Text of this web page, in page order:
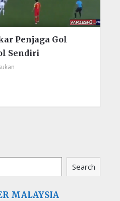
Penjaga Gol
Sendiri
Search
MALAYSIA